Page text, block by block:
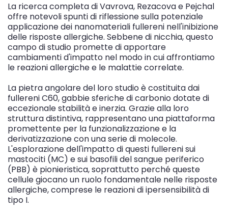
La ricerca completa di Vavrova, Rezacova e Pejchal
offre notevoli spunti di riflessione sulla potenziale
applicazione dei nanomateriali fullereni nell'inibizione
delle risposte allergiche. Sebbene di nicchia, questo
campo di studio promette di apportare
cambiamenti d'impatto nel modo in cui affrontiamo
le reazioni allergiche e le malattie correlate.
La pietra angolare del loro studio è costituita dai
fullereni C60, gabbie sferiche di carbonio dotate di
eccezionale stabilità e inerzia. Grazie alla loro
struttura distintiva, rappresentano una piattaforma
promettente per la funzionalizzazione e la
derivatizzazione con una serie di molecole.
L'esplorazione dell'impatto di questi fullereni sui
mastociti (MC) e sui basofili del sangue periferico
(PBB) è pionieristica, soprattutto perché queste
cellule giocano un ruolo fondamentale nelle risposte
allergiche, comprese le reazioni di ipersensibilità di
tipo I.